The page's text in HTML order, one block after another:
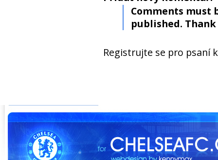
Comments must
published. Thank
Registrujte se pro psaní